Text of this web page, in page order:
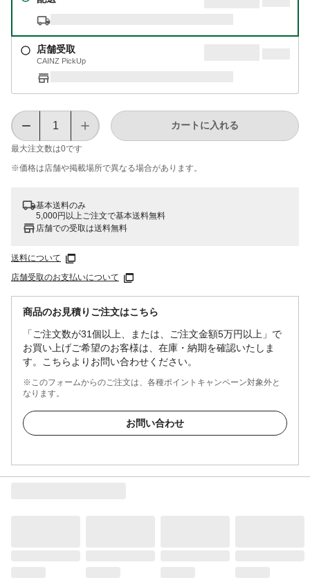
店舗受取
CAINZ PickUp
最大注文数は0です
カートに入れる
※価格は​店舗や​掲載場所で​異なる​場合が​あります。
基本送料のみ
5,000円以上ご注文で基本送料無料
店舗での受取は送料無料
送料について
店舗受取のお支払いについて
商品のお見積りご注文はこちら
「ご注文数が31個以上、または、ご注文金額5万円以上」で
お買い上げご希望のお客様は、在庫・納期を確認いたしま
す。こちらよりお問い合わせください。
※このフォームからのご注文は、各種ポイントキャンペーン対象外と
なります。
お問い合わせ